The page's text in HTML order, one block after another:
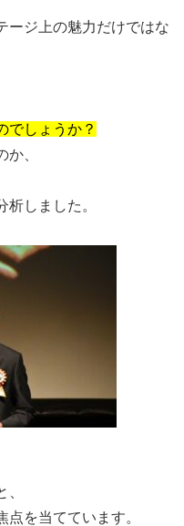
ージ上の魅力だけではな
でしょうか？
、
しました。
、
を当てています。